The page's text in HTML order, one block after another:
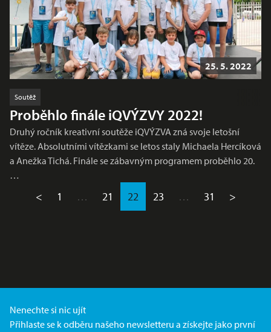
25. 5. 2022
Soutěž
Proběhlo finále iQVÝZVY 2022!
Druhý ročník kreativní soutěže iQVÝZVA zná svoje letošní
vítěze. Absolutními vítězkami se letos staly Michaela Hercíková
a Anežka Tichá. Finále se zábavným programem proběhlo 20.
…
< 1 … 21 22 23 … 31 >
Nenechte si nic ujít
Přihlaste se k odběru našeho newsletteru a získejte jako první